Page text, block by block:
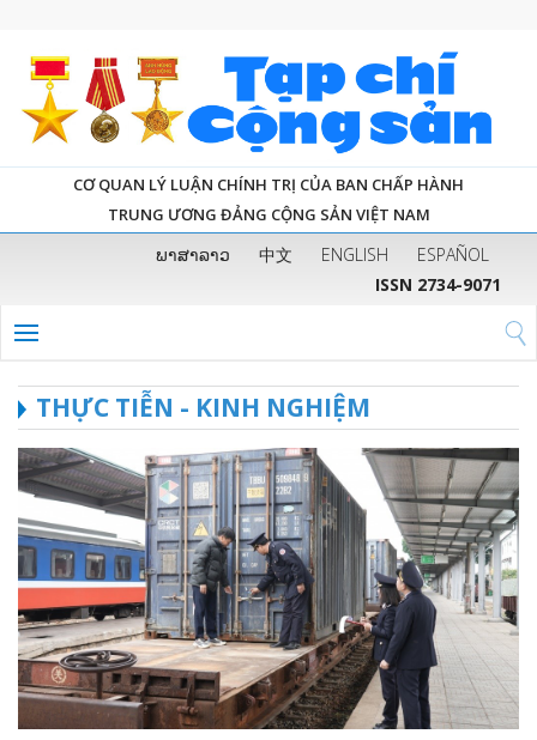
CƠ QUAN LÝ LUẬN CHÍNH TRỊ CỦA BAN CHẤP HÀNH
TRUNG ƯƠNG ĐẢNG CỘNG SẢN VIỆT NAM
ພາສາລາວ 中文 ENGLISH
ESPAÑOL
ISSN 2734-9071
THỰC TIỄN - KINH NGHIỆM